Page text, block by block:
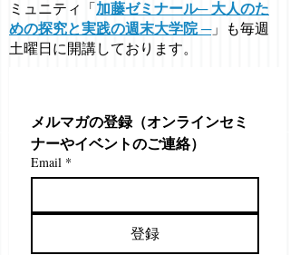
ミュニティ「 加藤ゼミナール─ 大人のた
めの探究と実践の週末大学院 ─」も毎週
土曜日に開講しております。
メルマガの登録（オンラインセミ
ナーやイベントのご連絡）
Email *
登録